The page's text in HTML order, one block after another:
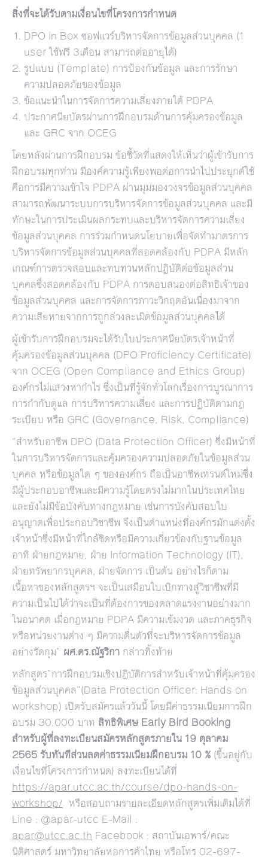
สิ่งที่จะได้รับตามเงื่อนไขที่โครงการกำหนด
DPO in Box ซอฟแวร์บริหารจัดการข้อมูลส่วนบุคคล (1
user ใช้ฟรี 3เดือน สามารถต่ออายุได้)
รูปแบบ (Template) การป้องกันข้อมูล และการรักษา
ความปลอดภัยของข้อมูล
ข้อแนะนำในการจัดการความเสี่ยงภายใต้ PDPA
ประกาศนียบัตรผ่านการฝึกอบรมด้านการคุ้มครองข้อมูล
และ GRC จาก OCEG
โดยหลังผ่านการฝึกอบรม ข้อชี้วัดที่แสดงให้เห็นว่าผู้เข้ารับการ
ฝึกอบรมทุกท่าน มีองค์ความรู้เพียงพอต่อการนำไปประยุกต์ใช้
คือการมีความเข้าใจ PDPA ผ่านมุมมองวงจรข้อมูลส่วนบุคคล
สามารถพัฒนาระบบการบริหารจัดการข้อมูลส่วนบุคคล และมี
ทักษะในการประเมินผลกระทบและบริหารจัดการความเสี่ยง
ข้อมูลส่วนบุคคล การร่วมกำหนดนโยบายเพื่อจัดทำมาตรการ
บริหารจัดการข้อมูลส่วนบุคคลที่สอดคล้องกับ PDPA มีหลัก
เกณฑ์การตรวจสอบและทบทวนหลักปฏิบัติต่อข้อมูลส่วน
บุคคลซึ่งสอดคล้องกับ PDPA การตอบสนองต่อสิทธิเจ้าของ
ข้อมูลส่วนบุคคล และการจัดการภาวะวิกฤตอันเนื่องมาจาก
ความเสียหายจากการถูกล่วงละเมิดข้อมูลส่วนบุคคลได้
ผู้เข้ารับการฝึกอบรมจะได้รับใบประกาศนียบัตรเจ้าหน้าที่
คุ้มครองข้อมูลส่วนบุคคล (DPO Proficiency Certificate)
จาก OCEG (Open Compliance and Ethics Group)
องค์กรไม่แสวงหากำไร ซึ่งเป็นที่รู้จักทั่วโลกเรื่องการบูรณาการ
การกำกับดูแล การบริหารความเสี่ยง และการปฏิบัติตามกฎ
ระเบียบ หรือ GRC (Governance, Risk, Compliance)
“สำหรับอาชีพ DPO (Data Protection Officer) ซึ่งมีหน้าที่
ในการบริหารจัดการและคุ้มครองความปลอดภัยในข้อมูลส่วน
บุคคล หรือข้อมูลใด ๆ ขององค์กร ถือเป็นอาชีพเทรนด์ใหม่ซึ่ง
มีผู้ประกอบอาชีพและมีความรู้โดยตรงไม่มากในประเทศไทย
และยังไม่มีข้อบังคับทางกฎหมาย เช่นการบังคับสอบใบ
อนุญาตเพื่อประกอบวิชาชีพ จึงเป็นตำแหน่งที่องค์กรมักแต่งตั้ง
เจ้าหน้าซึ่งมีหน้าที่ใกล้ชิดหรือมีความเกี่ยวข้องกับฐานข้อมูล
อาทิ ฝ่ายกฎหมาย, ฝ่าย Information Technology (IT),
ฝ่ายทรัพยากรบุคคล, ฝ่ายจัดการ เป็นต้น อย่างไรก็ตาม
เนื้อหาของหลักสูตรฯ จะเป็นเสมือนใบเบิกทางสู่วิชาชีพที่มี
ความเป็นไปได้ว่าจะเป็นที่ต้องการของตลาดแรงงานอย่างมาก
ในอนาคต เมื่อกฎหมาย PDPA มีความเข้มงวด และภาคธุรกิจ
หรือหน่วยงานต่าง ๆ มีความตื่นตัวที่จะบริหารจัดการข้อมูล
อย่างรัดกุม” ผศ.ดร.ณัฐริกา กล่าวทิ้งท้าย
หลักสูตร”การฝึกอบรมเชิงปฎิบัติการสำหรับเจ้าหน้าที่คุ้มครอง
ข้อมูลส่วนบุคคล”(Data Protection Officer: Hands on
workshop) เปิดรับสมัครแล้ววันนี้ โดยมีค่าธรรมเนียมการฝึก
อบรม 30,000 บาท สิทธิพิเศษEarly Bird Booking
สำหรับผู้ที่ลงทะเบียนสมัครหลักสูตรภายใน 19 ตุลาคม
2565รับทันทีส่วนลดค่าธรรมเนียมฝึกอบรม 10 % (ขึ้นอยู่กับ
เงื่อนไขที่โครงการกำหนด) ลงทะเบียนได้ที่
https://apar.utcc.ac.th/course/dpo-hands-on-
workshop/ หรือสอบถามรายละเอียดหลักสูตรเพิ่มเติมได้ที่
Line : @apar-utcc E-Mail :
apar@utcc.ac.th Facebook : สถาบันเอพาร์/คณะ
นิติศาสตร์ มหาวิทยาลัยหอการค้าไทย หรือโทร 02-697-